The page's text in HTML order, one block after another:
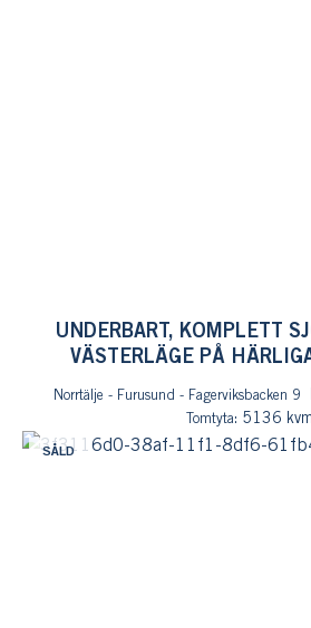
UNDERBART, KOMPLETT
VÄSTERLÄGE PÅ
Norrtälje - Furusund - Fagerviksbacken 9
Tomtyta: 5136 kvm
SÅLD